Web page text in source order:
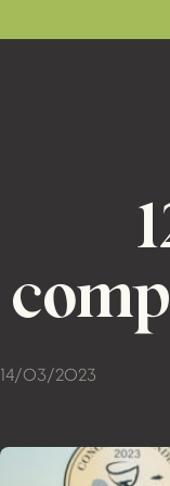
14/03/2023